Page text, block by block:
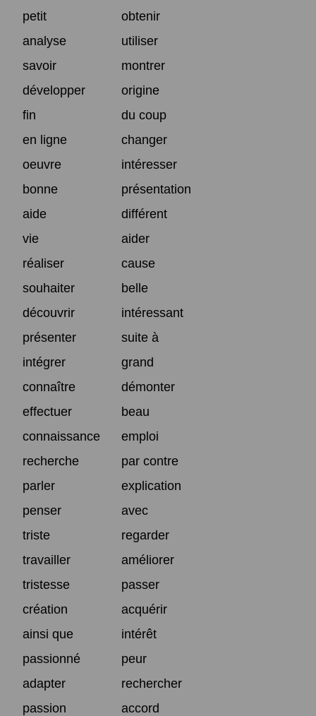
petit
obtenir
analyse
utiliser
savoir
montrer
développer
origine
fin
du coup
en ligne
changer
oeuvre
intéresser
bonne
présentation
aide
différent
vie
aider
réaliser
cause
souhaiter
belle
découvrir
intéressant
présenter
suite à
intégrer
grand
connaître
démonter
effectuer
beau
connaissance
emploi
recherche
par contre
parler
explication
penser
avec
triste
regarder
travailler
améliorer
tristesse
passer
création
acquérir
ainsi que
intérêt
passionné
peur
adapter
rechercher
passion
accord